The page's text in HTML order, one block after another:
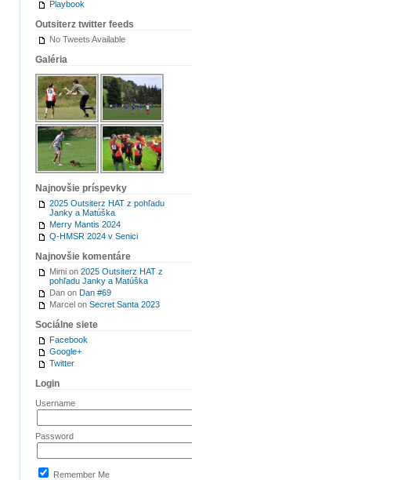
Playbook
Outsiterz twitter feeds
No Tweets Available
Galéria
Najnovšie príspevky
2025 Outsiterz HAT z pohľadu
Janky a Matúška
Merry Mantis 2024
Q-HMSR 2024 v Senici
Najnovšie komentáre
Mimi on 2025 Outsiterz HAT z
pohľadu Janky a Matúška
Dan on Dan #69
Marcel on Secret Santa 2023
Sociálne siete
Facebook
Google+
Twitter
Login
Username
Password
Remember Me